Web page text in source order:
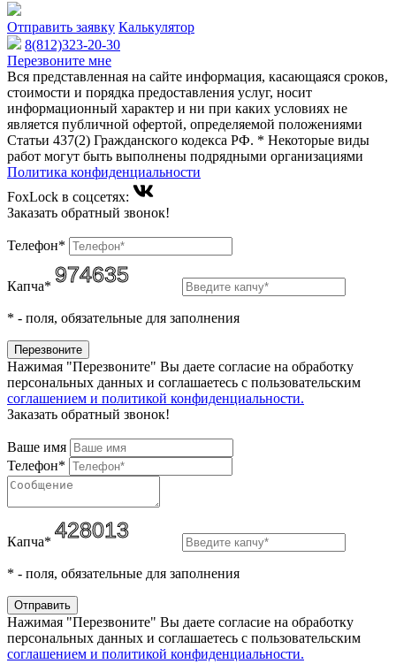
Отправить заявку Калькулятор
8(812)323-20-30
Перезвоните мне
Вся представленная на сайте информация, касающаяся сроков,
стоимости и порядка предоставления услуг, носит
информационный характер и ни при каких условиях не
является публичной офертой, определяемой положениями
Статьи 437(2) Гражданского кодекса РФ. * Некоторые виды
работ могут быть выполнены подрядными организациями
Политика конфиденциальности
FoxLock в соцсетях:
Заказать обратный звонок!
Телефон*
Капча*
* - поля, обязательные для заполнения
Нажимая "Перезвоните" Вы даете согласие на обработку
персональных данных и соглашаетесь c пользовательским
соглашением и политикой конфиденциальности.
Заказать обратный звонок!
Ваше имя
Телефон*
Капча*
* - поля, обязательные для заполнения
Нажимая "Перезвоните" Вы даете согласие на обработку
персональных данных и соглашаетесь c пользовательским
соглашением и политикой конфиденциальности.